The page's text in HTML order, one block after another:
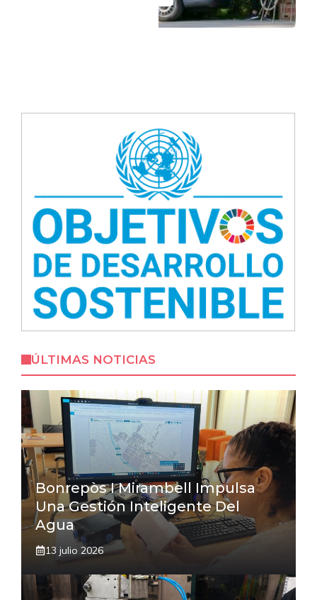
ÚLTIMAS NOTICIAS
Bonrepòs I Mirambell Impulsa
Una Gestión Inteligente Del
Agua
13 julio 2026